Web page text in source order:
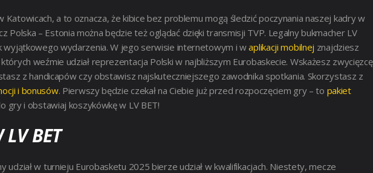
a to oznacza, że kibice bez problemu mogą śledzić poczynania naszej kadry w
Polska – Estonia można będzie też oglądać dzięki transmisji TVP. Legalny bukmacher LV
wyjątkowego wydarzenia. W jego serwisie internetowym i waplikacji mobilnej znajdziesz
weźmie udział reprezentacja Polski w najbliższym Eurobaskecie. Wskażesz zwycięzcę
z handicapów czy obstawisz najskuteczniejszego zawodnika spotkania. Skorzystasz z
i bonusów. Pierwszy będzie czekał na Ciebie już przed rozpoczęciem gry – to pakiet
gry i obstawiaj koszykówkę w LV BET!
LV BET
udział w turnieju Eurobasketu 2025 bierze udział w kwalifikacjach. Niestety, mecze